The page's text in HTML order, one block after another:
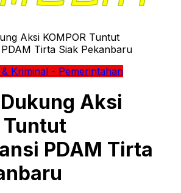
Aksi KOMPOR Tuntut
Tirta Siak Pekanbaru
Kriminal - Pemerintahan
Aksi
Tuntut
PDAM Tirta